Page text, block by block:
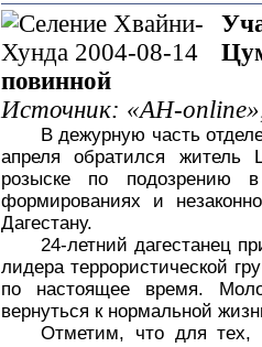
повинной
Источник: «АН-
В дежурную часть
апреля обратился житель
розыске по подозрению
формированиях и
Дагестану.
24-летний дагестанец
лидера террористической
по настоящее время.
вернуться к нормальной
Отметим, что для тех,